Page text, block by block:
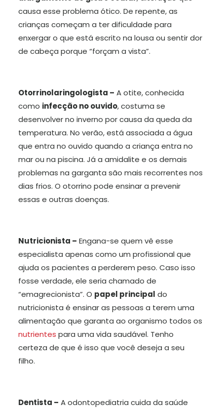
causa esse problema ótico. De repente, as
crianças começam a ter dificuldade para
enxergar o que está escrito na lousa ou sentir dor
de cabeça porque “forçam a vista”.
Otorrinolaringologista – A otite, conhecida
como infecção no ouvido, costuma se
desenvolver no inverno por causa da queda da
temperatura. No verão, está associada a água
que entra no ouvido quando a criança entra no
mar ou na piscina. Já a amidalite e os demais
problemas na garganta são mais recorrentes nos
dias frios. O otorrino pode ensinar a prevenir
essas e outras doenças.
Nutricionista – Engana-se quem vê esse
especialista apenas como um profissional que
ajuda os pacientes a perderem peso. Caso isso
fosse verdade, ele seria chamado de
“emagrecionista”. O papel principal do
nutricionista é ensinar as pessoas a terem uma
alimentação que garanta ao organismo todos os
nutrientes para uma vida saudável. Tenho
certeza de que é isso que você deseja a seu
filho.
Dentista – A odontopediatria cuida da saúde